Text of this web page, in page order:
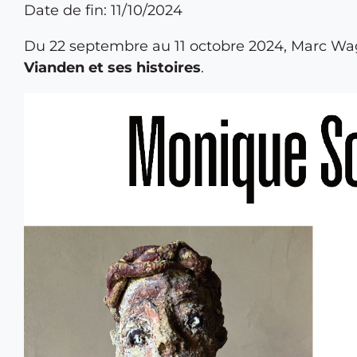
Date de fin: 11/10/2024
Du 22 septembre au 11 octobre 2024, Marc
Vianden et ses histoires.